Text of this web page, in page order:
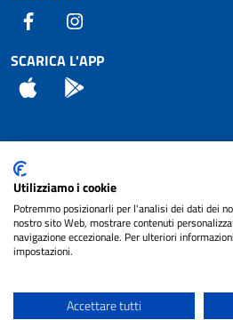
Facebook
SCARICA L'APP
App Store
Attuazione Misure PNRR
Piano di miglioramento del sito
Note legali
cura diNET SMART
Utilizziamo i cookie
Potremmo posizionarli per l'analisi dei dati dei
nostro sito Web, mostrare contenuti
navigazione eccezionale. Per ulteriori
impostazioni.
Accettare tutti